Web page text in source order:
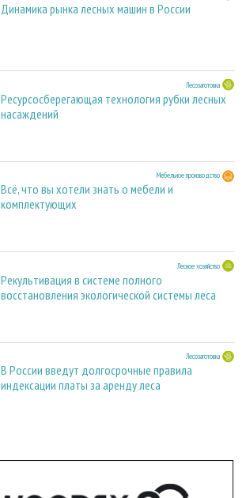
Динамика рынка лесных машин в России
Лесозаготовка
Ресурсосберегающая технология рубки лесных
насаждений
Мебельное производство
Всё, что вы хотели знать о мебели и
комплектующих
Лесное хозяйство
Рекультивация в системе полного
восстановления экологической системы леса
Лесозаготовка
В России введут долгосрочные правила
индексации платы за аренду леса